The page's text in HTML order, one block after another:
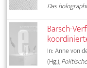
Das
Barsch-
In: Anne von
(Hg.),